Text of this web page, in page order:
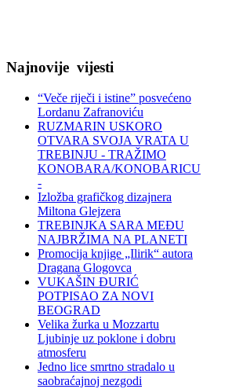
Najnovije vijesti
“Veče riječi i istine” posvećeno
Lordanu Zafranoviću
RUZMARIN USKORO
OTVARA SVOJA VRATA U
TREBINJU - TRAŽIMO
KONOBARA/KONOBARICU
-
Izložba grafičkog dizajnera
Miltona Glejzera
TREBINЈKA SARA MEĐU
NAJBRŽIMA NA PLANETI
Promocija knjige „Ilirik“ autora
Dragana Glogovca
VUKAŠIN ĐURIĆ
POTPISAO ZA NOVI
BEOGRAD
Velika žurka u Mozzartu
Ljubinje uz poklone i dobru
atmosferu
Jedno lice smrtno stradalo u
saobraćajnoj nezgodi